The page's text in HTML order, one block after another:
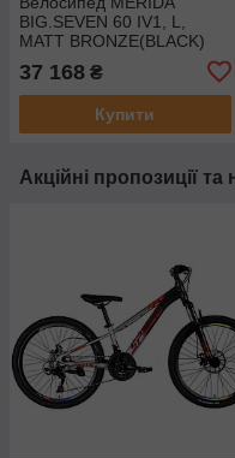
BIG.SEVEN 60 IV1, L,
MATT BRONZE(BLACK)
37 168 ₴
Купити
Акційні пропозиції та